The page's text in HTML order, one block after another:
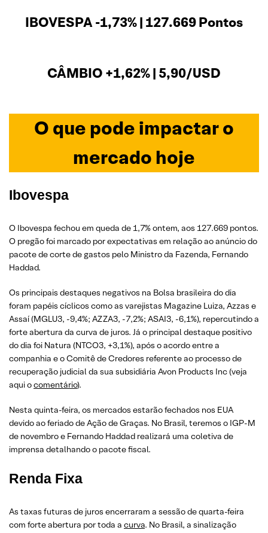
IBOVESPA -1,73% | 127.669 Pontos
CÂMBIO +1,62% | 5,90/USD
O que pode impactar o
mercado hoje
Ibovespa
O Ibovespa fechou em queda de 1,7% ontem, aos 127.669 pontos.
O pregão foi marcado por expectativas em relação ao anúncio do
pacote de corte de gastos pelo Ministro da Fazenda, Fernando
Haddad.
Os principais destaques negativos na Bolsa brasileira do dia
foram papéis cíclicos como as varejistas Magazine Luiza, Azzas e
Assaí (MGLU3, -9,4%; AZZA3, -7,2%; ASAI3, -6,1%), repercutindo a
forte abertura da curva de juros. Já o principal destaque positivo
do dia foi Natura (NTCO3, +3,1%), após o acordo entre a
companhia e o Comitê de Credores referente ao processo de
recuperação judicial da sua subsidiária Avon Products Inc (veja
aqui ocomentário).
Nesta quinta-feira, os mercados estarão fechados nos EUA
devido ao feriado de Ação de Graças. No Brasil, teremos o IGP-M
de novembro e Fernando Haddad realizará uma coletiva de
imprensa detalhando o pacote fiscal.
Renda Fixa
As taxas futuras de juros encerraram a sessão de quarta-feira
com forte abertura por toda a curva. No Brasil, a sinalização